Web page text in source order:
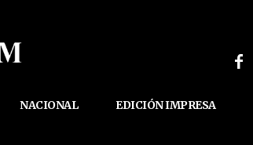
NACIONAL EDICIÓN IMPRESA